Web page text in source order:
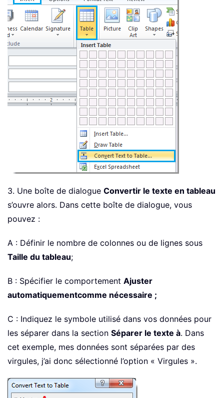
3. Une boîte de dialogue Convertir le texte en tableau
s’ouvre alors. Dans cette boîte de dialogue, vous
pouvez :
A : Définir le nombre de colonnes ou de lignes sous
Taille du tableau;
B : Spécifier le comportement Ajuster
automatiquementcomme nécessaire ;
C : Indiquez le symbole utilisé dans vos données pour
les séparer dans la section Séparer le texte à. Dans
cet exemple, mes données sont séparées par des
virgules, j’ai donc sélectionné l’option « Virgules ».